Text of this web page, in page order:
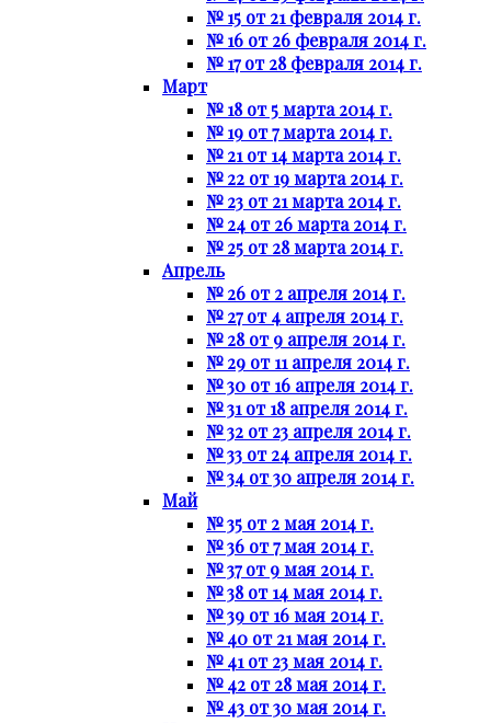
№ 15 от 21 февраля 2014 г.
№ 16 от 26 февраля 2014 г.
№ 17 от 28 февраля 2014 г.
Март
№ 18 от 5 марта 2014 г.
№ 19 от 7 марта 2014 г.
№ 21 от 14 марта 2014 г.
№ 22 от 19 марта 2014 г.
№ 23 от 21 марта 2014 г.
№ 24 от 26 марта 2014 г.
№ 25 от 28 марта 2014 г.
Апрель
№ 26 от 2 апреля 2014 г.
№ 27 от 4 апреля 2014 г.
№ 28 от 9 апреля 2014 г.
№ 29 от 11 апреля 2014 г.
№ 30 от 16 апреля 2014 г.
№ 31 от 18 апреля 2014 г.
№ 32 от 23 апреля 2014 г.
№ 33 от 24 апреля 2014 г.
№ 34 от 30 апреля 2014 г.
Май
№ 35 от 2 мая 2014 г.
№ 36 от 7 мая 2014 г.
№ 37 от 9 мая 2014 г.
№ 38 от 14 мая 2014 г.
№ 39 от 16 мая 2014 г.
№ 40 от 21 мая 2014 г.
№ 41 от 23 мая 2014 г.
№ 42 от 28 мая 2014 г.
№ 43 от 30 мая 2014 г.